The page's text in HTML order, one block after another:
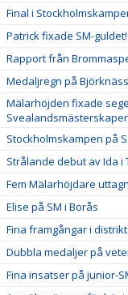
Final i
Patrick fixade SM-guldet!
Rapport från
Medaljregn på
Mälarhöjden fixade
Stockholmskampen på
Strålande debut av Ida i
Fem Mälarhöjdare
Elise på SM i Borås
Fina framgångar i
Dubbla medaljer på
Fina insatser på junior-